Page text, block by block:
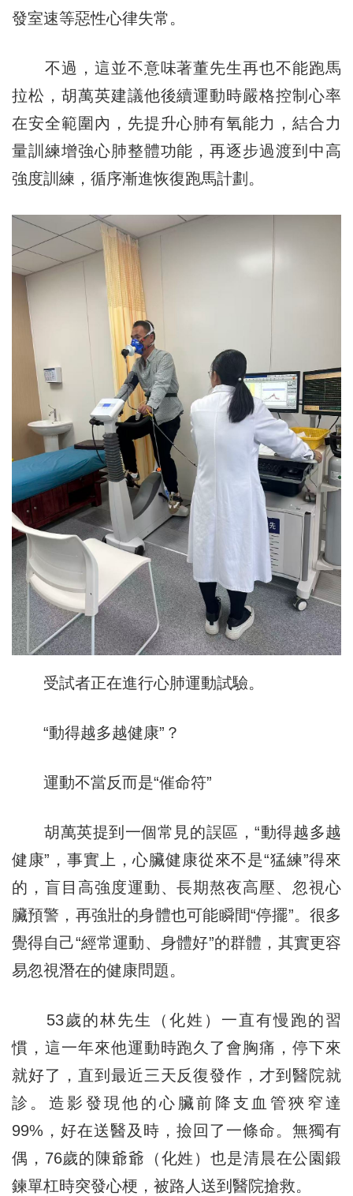
發室速等惡性心律失常。
不過，這並不意味著董先生再也不能跑馬
拉松，胡萬英建議他後續運動時嚴格控制心率
在安全範圍內，先提升心肺有氧能力，結合力
量訓練增強心肺整體功能，再逐步過渡到中高
強度訓練，循序漸進恢復跑馬計劃。
受試者正在進行心肺運動試驗。
“動得越多越健康”？
運動不當反而是“催命符”
胡萬英提到一個常見的誤區，“動得越多越
健康”，事實上，心臟健康從來不是“猛練”得來
的，盲目高強度運動、長期熬夜高壓、忽視心
臟預警，再強壯的身體也可能瞬間“停擺”。很多
覺得自己“經常運動、身體好”的群體，其實更容
易忽視潛在的健康問題。
53歲的林先生（化姓）一直有慢跑的習
慣，這一年來他運動時跑久了會胸痛，停下來
就好了，直到最近三天反復發作，才到醫院就
診。造影發現他的心臟前降支血管狹窄達
99%，好在送醫及時，撿回了一條命。無獨有
偶，76歲的陳爺爺（化姓）也是清晨在公園鍛
鍊單杠時突發心梗，被路人送到醫院搶救。